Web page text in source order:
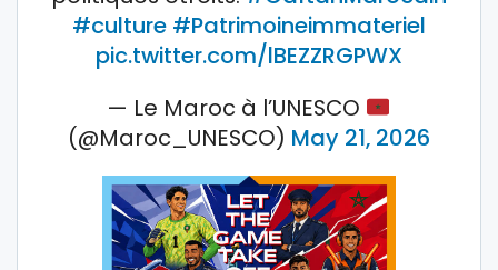
#culture #Patrimoineimmateriel
pic.twitter.com/lBEZZRGPWX
— Le Maroc à l’UNESCO
(@Maroc_UNESCO) May 21, 2026